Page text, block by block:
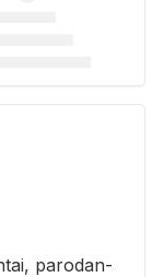
pa­ro­dan­